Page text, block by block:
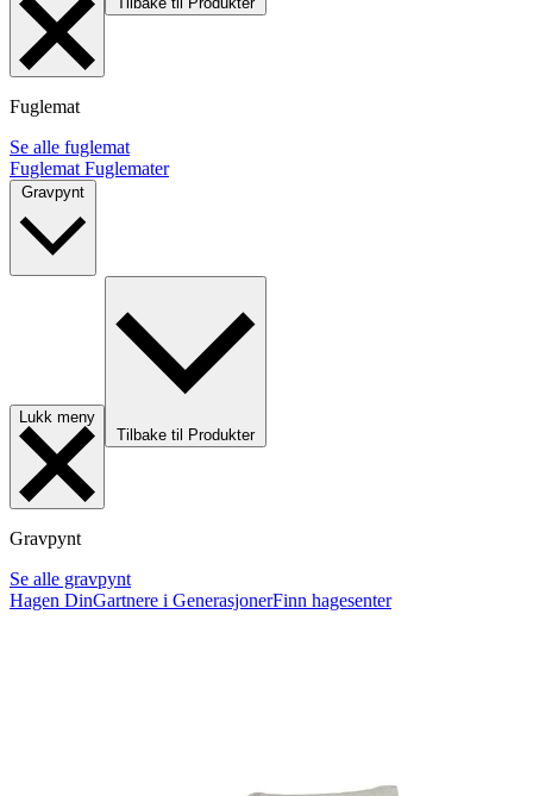
Fuglemat
Se alle fuglemat
Fuglemat Fuglemater
Lukk meny
Tilbake til Produkter
Gravpynt
Se alle gravpynt
Hagen DinGartnere i GenerasjonerFinn hagesenter